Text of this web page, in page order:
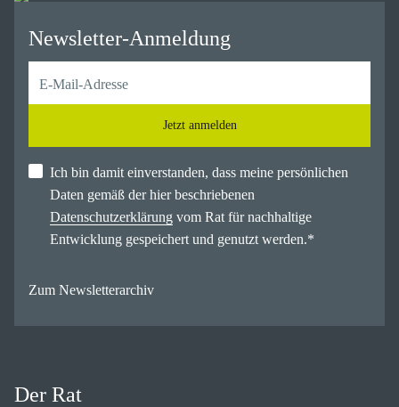
Newsletter-Anmeldung
Jetzt anmelden
Ich bin damit einverstanden, dass meine persönlichen
Daten gemäß der hier beschriebenen
Datenschutzerklärung vom Rat für nachhaltige
Entwicklung gespeichert und genutzt werden.*
Zum Newsletterarchiv
Der Rat